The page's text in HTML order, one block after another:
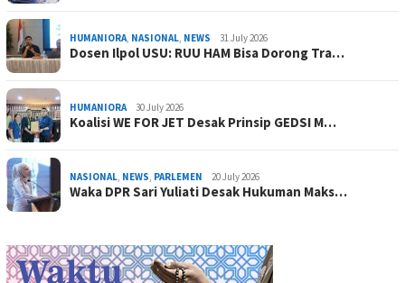
HUMANIORA NASIONAL NEWS 31 July 2026
Dosen Ilpol USU: RUU HAM Bisa Dorong Tra…
HUMANIORA 30 July 2026
Koalisi WE FOR JET Desak Prinsip GEDSI M…
NASIONAL NEWS PARLEMEN 20 July 2026
Waka DPR Sari Yuliati Desak Hukuman Maks…